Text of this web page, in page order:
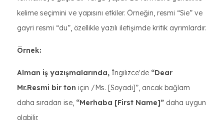
kelime seçimini ve yapısını etkiler. Örneğin, resmi “Sie” ve
gayri resmi “du”, özellikle yazılı iletişimde kritik ayrımlardır.
Örnek:
Alman iş yazışmalarında, İngilizce'de “Dear
Mr.Resmi bir ton için /Ms. [Soyadı]”, ancak bağlam
daha sıradan ise, “Merhaba [First Name]” daha uygun
olabilir.